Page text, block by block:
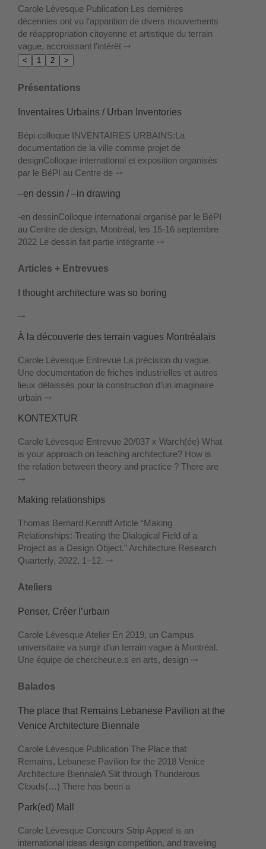
Carole Lévesque Publication Les dernières
décennies ont vu l’apparition de divers mouvements
de réappropriation citoyenne et artistique du terrain
vague, accroissant l’intérêt ⤏
< 1 2 >
Présentations
Inventaires Urbains / Urban Inventories
Bépi colloque INVENTAIRES URBAINS:La
documentation de la ville comme projet de
designColloque international et exposition organisés
par le BéPI au Centre de ⤏
–en dessin / –in drawing
-en dessinColloque international organisé par le BéPI
au Centre de design, Montréal, les 15-16 septembre
2022 Le dessin fait partie intégrante ⤏
Articles + Entrevues
I thought architecture was so boring
⤏
À la découverte des terrain vagues Montréalais
Carole Lévesque Entrevue La précision du vague.
Une documentation de friches industrielles et autres
lieux délaissés pour la construction d’un imaginaire
urbain ⤏
KONTEXTUR
Carole Lévesque Entrevue 20/037 x Warch(ée) What
is your approach on teaching architecture? How is
the relation between theory and practice ? There are
⤏
Making relationships
Thomas Bernard Kenniff Article “Making
Relationships: Treating the Dialogical Field of a
Project as a Design Object.” Architecture Research
Quarterly, 2022, 1–12. ⤏
Ateliers
Penser, Créer l’urbain
Carole Lévesque Atelier En 2019, un Campus
universitaire va surgir d’un terrain vague à Montréal.
Une équipe de chercheur.e.s en arts, design ⤏
Balados
The place that Remains Lebanese Pavilion at the
Venice Architecture Biennale
Carole Lévesque Publication The Place that
Remains, Lebanese Pavilion for the 2018 Venice
Architecture Biennale​ A Slit through Thunderous
Clouds ​(…) There has been a
Park(ed) Mall
Carole Lévesque Concours Strip Appeal is an
international ideas design competition, and traveling